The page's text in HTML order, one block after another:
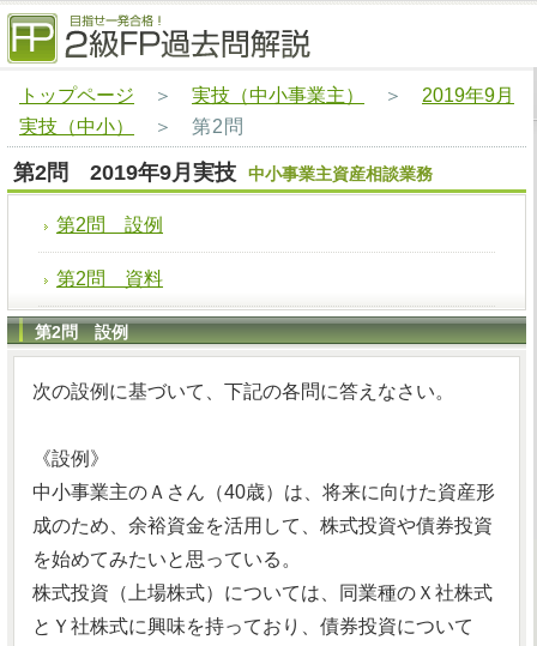
トップページ ＞ 実技（中小事業主） ＞ 2019年9月
実技（中小）
＞ 第2問
第2問 2019年9月実技 中小事業主資産相談業務
第2問 設例
第2問 資料
第2問 設例
次の設例に基づいて、下記の各問に答えなさい。
《設例》
中小事業主のＡさん（40歳）は、将来に向けた資産形
成のため、余裕資金を活用して、株式投資や債券投資
を始めてみたいと思っている。
株式投資（上場株式）については、同業種のＸ社株式
とＹ社株式に興味を持っており、債券投資について